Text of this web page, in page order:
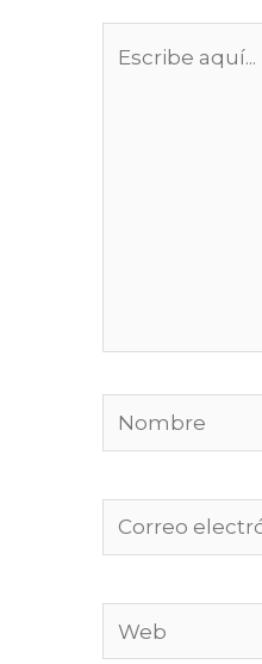
Nombre
Correo
electrónico
Web